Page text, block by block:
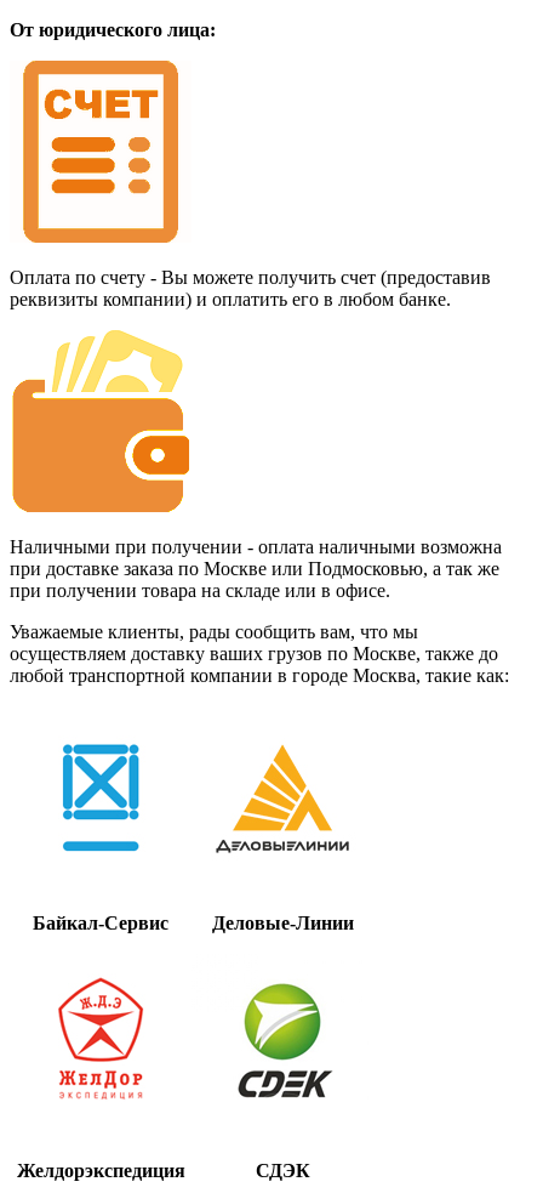
От юридического лица:
Оплата по счету - Вы можете получить счет (предоставив
реквизиты компании) и оплатить его в любом банке.
Наличными при получении - оплата наличными возможна
при доставке заказа по Москве или Подмосковью, а так же
при получении товара на складе или в офисе.
Уважаемые клиенты, рады сообщить вам, что мы
осуществляем доставку ваших грузов по Москве, также до
любой транспортной компании в городе Москва, такие как:
Байкал-Сервис Деловые-Линии
Желдорэкспедиция СДЭК